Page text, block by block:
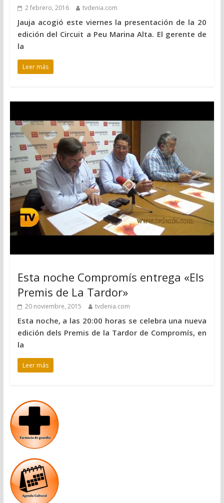
2 febrero, 2016 tvdenia.com
Jauja acogió este viernes la presentación de la 20
edición del Circuit a Peu Marina Alta. El gerente de
la
Leer más
Esta noche Compromís entrega «Els
Premis de La Tardor»
20 noviembre, 2015 tvdenia.com
Esta noche, a las 20:00 horas se celebra una nueva
edición dels Premis de la Tardor de Compromís, en
la
Leer más